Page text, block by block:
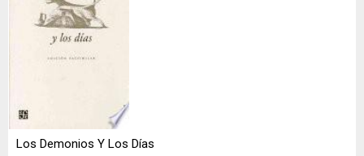
Los Demonios Y Los Días